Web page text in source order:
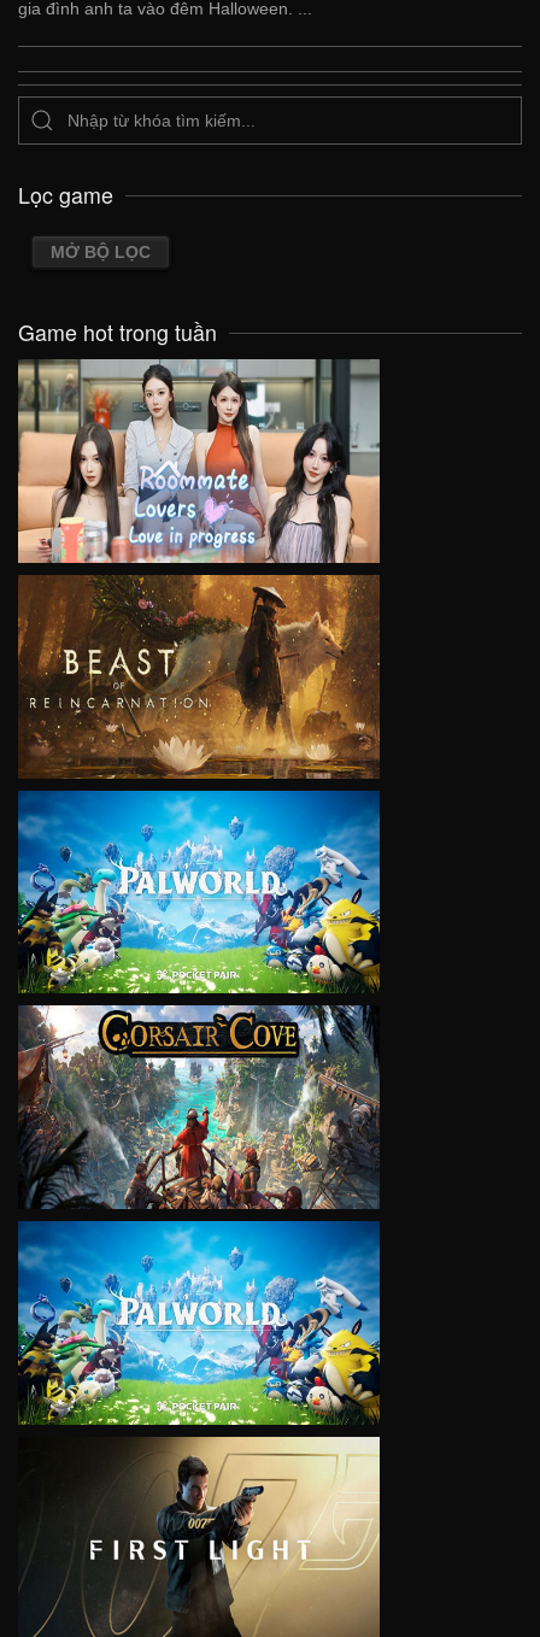
gia đình anh ta vào đêm Halloween. ...
Lọc game
MỞ BỘ LỌC
Game hot trong tuần
VIEW
VIEW
VIEW
VIEW
VIEW
VIEW